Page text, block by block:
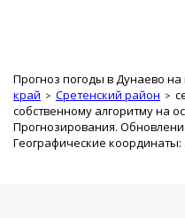
Прогноз погоды в Дунаево
край
Сретенский район
собственному алгоритму на
Прогнозирования.
Географические координаты: